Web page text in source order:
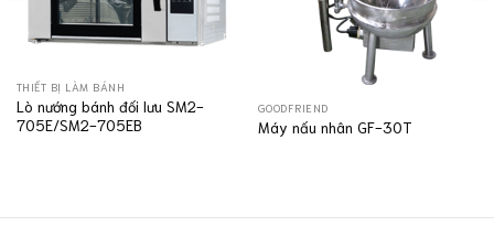
THIẾT BỊ LÀM BÁNH
Lò nướng bánh đối lưu SM2-
705E/SM2-705EB
GOODFRIEND
Máy nấu nhân GF-30T